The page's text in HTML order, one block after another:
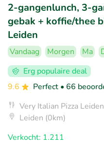
2-gangenlunch, 3-
gebak + koffie/thee
Leiden
Vandaag Morgen Ma
Erg populaire deal
9.6
Perfect • 66
Very Italian Pizza Leiden
Leiden (0km)
Verkocht: 1.211